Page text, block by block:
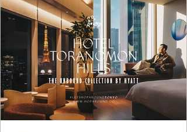
กลิ่นอายท้องถิ่นผ่านแนวคิด ‘Talk Shop’ ที่เ
มากกว่าแค่ล็อบบี้โรงแรมทั่วไป ร่วมค้นหา
นิยามใหม่ของการเดินทางในย่าน
ที่พร้อมเติมเต็มแรงบันดาลใจให้เหล่า
Aesthete เช่นคุณครับ